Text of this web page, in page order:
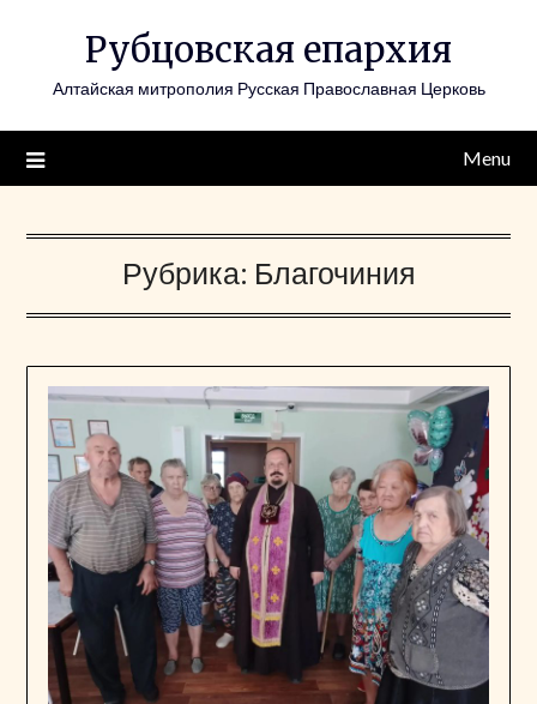
Рубцовская епархия
Алтайская митрополия Русская Православная Церковь
Menu
Рубрика: Благочиния